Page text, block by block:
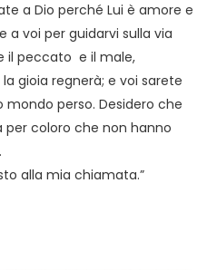
a Dio perché Lui è amore e
voi per guidarvi sulla via
il peccato e il male,
gioia regnerà; e voi sarete
perso. Desidero che
per coloro che non hanno
alla mia chiamata.”